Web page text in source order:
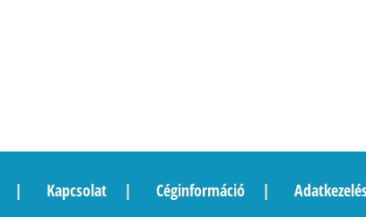
Kapcsolat Céginformáció